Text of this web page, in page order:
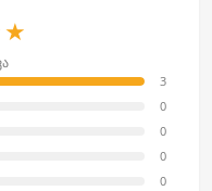
3
0
0
0
0